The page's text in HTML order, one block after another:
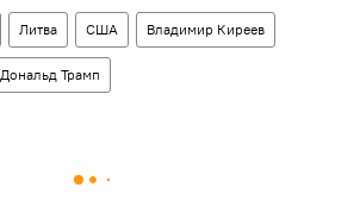
Литва США Владимир Киреев
Дональд Трамп